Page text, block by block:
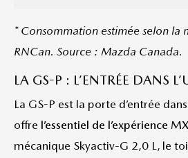
* Consommation estimée selon la
RNCan. Source : Mazda Canada.
LA GS-P : L’ENTRÉE DANS
La GS-P est la porte d’entrée
offre l’essentiel de l’expérience
mécanique Skyactiv-G 2,0 L, le